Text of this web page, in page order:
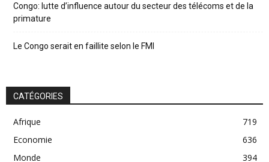
Congo: lutte d’influence autour du secteur des télécoms et de la
primature
Le Congo serait en faillite selon le FMI
CATÉGORIES
Afrique
719
Economie
636
Monde
394